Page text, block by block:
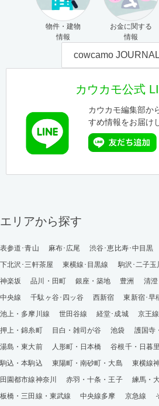
物件・建物
情報
お金に関する
情報
cowcamo
カウカモ公式
カウカモ編集部か
すめ情報をお届け
エリアから探す
表参道･青山 麻布･広尾 渋谷･恵比寿･中目黒
下北沢･三軒茶屋
東横線･目黒線 駒沢･二子玉
神楽坂
品川・田町 銀座・築地 豊洲 清
中央線
千駄ヶ谷･四ッ谷 西新宿 東新宿･早
池上・多摩川線
世田谷線 経堂･成城 京王線
押上・錦糸町
目白・雑司が谷 池袋 護国寺
湯島・東大前
人形町・日本橋 谷根千・日暮里
駒込・本駒込
東陽町・南砂町・大島 東横線
田園都市線神奈川
赤羽・十条・王子
練馬・
板橋・三田線・東武線
中央線多摩 京急線